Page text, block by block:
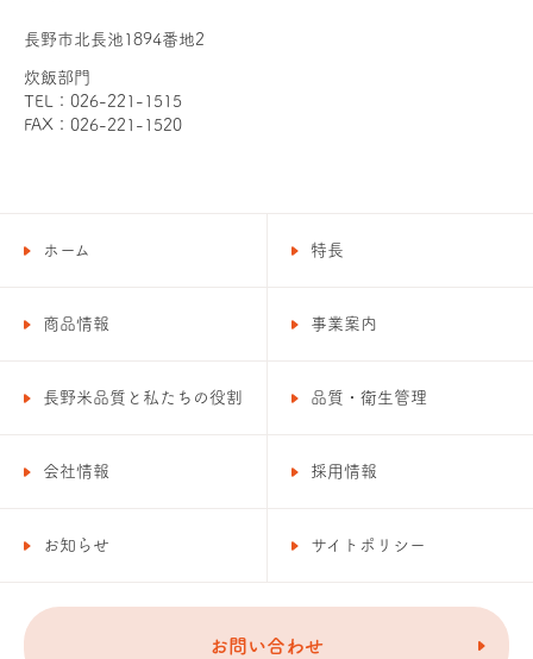
長野市北長池1894番地2
炊飯部門
TEL：026-221-1515
FAX：026-221-1520
ホーム 特長
商品情報 事業案内
長野米品質と私たちの役割 品質・衛生管理
会社情報 採用情報
お知らせ サイトポリシー
お問い合わせ